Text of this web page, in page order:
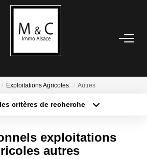
ACHETER
LOUER
Avis De Valeur
En Ligne
Exploitations Agricoles Autres
critères de recherche
Surface min
exploitations
autres